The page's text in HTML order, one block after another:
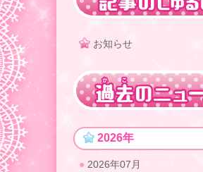
お知らせ
2026年
2026年07月